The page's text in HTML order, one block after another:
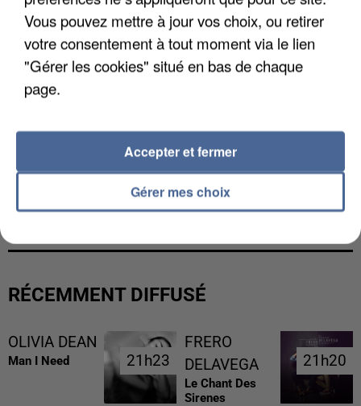
L’UN DES FONDATEURS SUPPOSÉS DE LA DZ
MAFIA INTERPELLÉ EN ALGÉRIE
RÉCEMMENT DIFFUSÉ
OLIVIA DEAN
Man I Need 21h23
21h23
FRERO
DELAVEGA
Le Chant Des
Sirenes
21h20
21h20
Vous pouvez mettre à jour vos choix, ou retirer
votre consentement à tout moment via le lien
"Gérer les cookies" situé en bas de chaque
page.
Gérer mes choix
Accepter et fermer